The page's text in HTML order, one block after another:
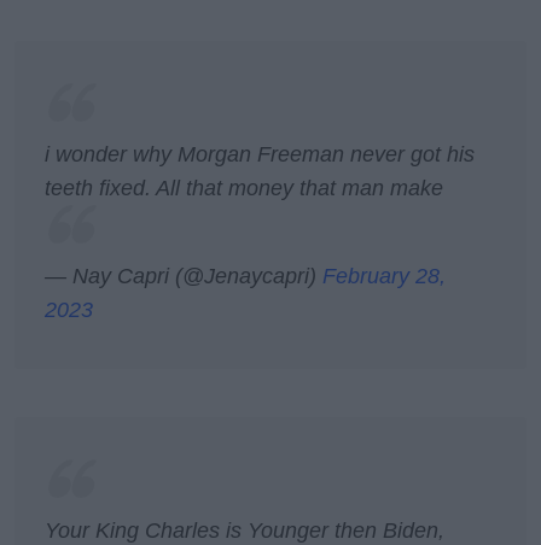
i wonder why Morgan Freeman never got his
teeth fixed. All that money that man make
— Nay Capri (@Jenaycapri) February 28,
2023
Your King Charles is Younger then Biden,